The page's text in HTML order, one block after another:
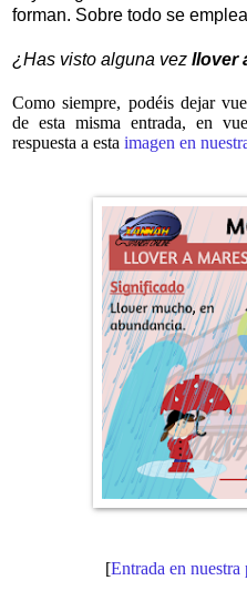
forman. Sobre todo se
¿Has visto alguna vez llover
Como siempre, podéis dejar
de esta misma entrada, en
respuesta a esta imagen en
[Entrada en